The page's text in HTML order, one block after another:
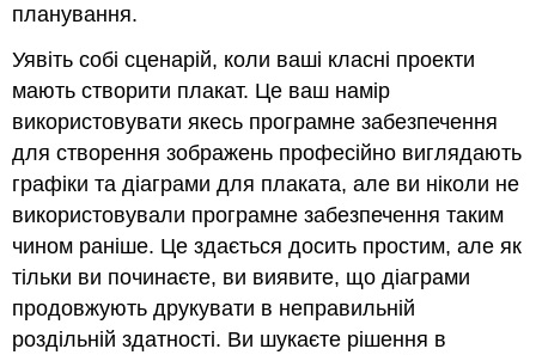
планування.
Уявіть собі сценарій, коли ваші класні проекти
мають створити плакат. Це ваш намір
використовувати якесь програмне забезпечення
для створення зображень професійно виглядають
графіки та діаграми для плаката, але ви ніколи не
використовували програмне забезпечення таким
чином раніше. Це здається досить простим, але як
тільки ви починаєте, ви виявите, що діаграми
продовжують друкувати в неправильній
роздільній здатності. Ви шукаєте рішення в